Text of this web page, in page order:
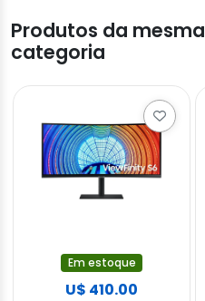
Produtos da mesma
categoria
Em estoque
U$ 410.00